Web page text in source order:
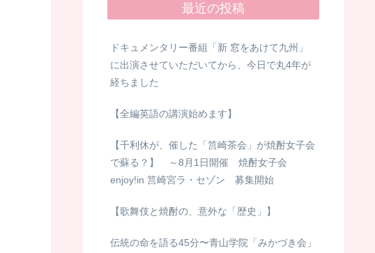
最近の投稿
ドキュメンタリー番組「新 窓をあけて九州」
に出演させていただいてから、今日で丸4年が
経ちました
【全編英語の講演始めます】
【千利休が、催した「筥崎茶会」が焼酎女子会
で蘇る？】 ～8月1日開催 焼酎女子会
enjoy!in 筥崎宮ラ・セゾン 募集開始
【歌舞伎と焼酎の、意外な「歴史」】
伝統の命を語る45分〜青山学院「みかづき会」